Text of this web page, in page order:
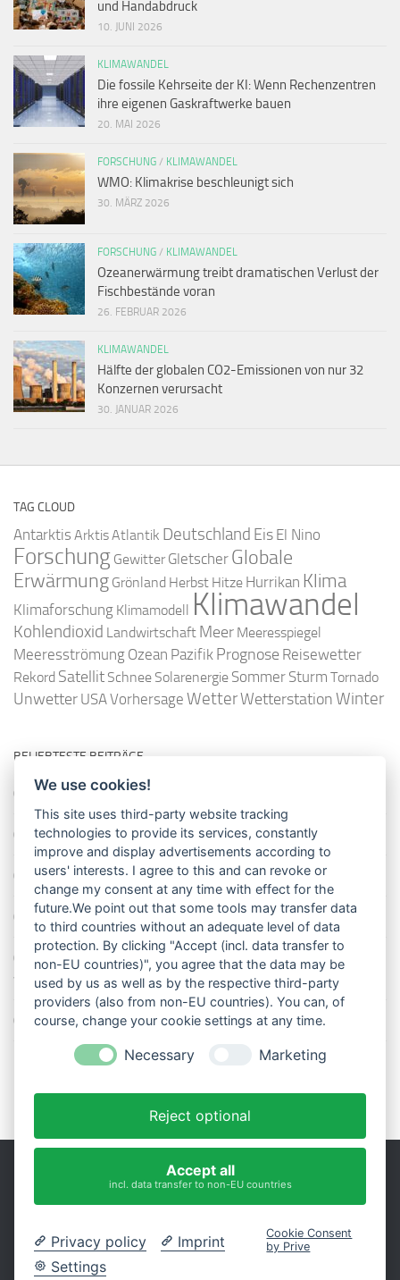
und Handabdruck
10. JUNI 2026
KLIMAWANDEL
Die fossile Kehrseite der KI: Wenn Rechenzentren
ihre eigenen Gaskraftwerke bauen
20. MAI 2026
FORSCHUNG / KLIMAWANDEL
WMO: Klimakrise beschleunigt sich
30. MÄRZ 2026
FORSCHUNG / KLIMAWANDEL
Ozeanerwärmung treibt dramatischen Verlust der
Fischbestände voran
26. FEBRUAR 2026
KLIMAWANDEL
Hälfte der globalen CO2-Emissionen von nur 32
Konzernen verursacht
30. JANUAR 2026
TAG CLOUD
Antarktis Arktis Atlantik Deutschland Eis El Nino
Forschung Gewitter Gletscher Globale
Erwärmung Grönland Herbst Hitze Hurrikan Klima
Klimaforschung Klimamodell Klimawandel
Kohlendioxid Landwirtschaft Meer Meeresspiegel
Meeresströmung Ozean Pazifik Prognose Reisewetter
Rekord Satellit Schnee Solarenergie Sommer Sturm Tornado
Unwetter USAVorhersage WetterWetterstationWinter
BELIEBTESTE BEITRÄGE
So misst man die Lufttemperatur richtig
Die richtige Wasserpumpe für den Garten
Das Wetter-Netzwerk WeatherCloud
So stellt man einen Regenmesser korrekt auf
11 Dinge über den Luftdruck, die Sie garantiert noch nicht alle
wussten
Blitzstatistik Europa: Wo gewittert es am meisten?
We use cookies!
This site uses third-party website tracking
technologies to provide its services, constantly
improve and display advertisements according to
users' interests. I agree to this and can revoke or
change my consent at any time with effect for the
future.We point out that some tools may transfer data
to third countries without an adequate level of data
protection. By clicking "Accept (incl. data transfer to
non-EU countries)", you agree that the data may be
used by us as well as by the respective third-party
providers (also from non-EU countries). You can, of
course, change your cookie settings at any time.
Necessary Marketing
Reject optional
Accept all
incl. data transfer to non-EU countries
Privacy policy
Imprint
Settings
Cookie Consent
by Prive